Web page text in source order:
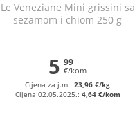
Le Veneziane Mini grissini sa
sezamom i chiom 250 g
5 99
€/kom
Cijena za j.m.:23,96 €/kg
Cijena 02.05.2025.: 4,64 €/kom